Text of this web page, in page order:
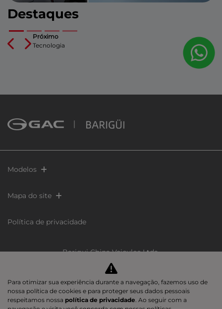
Destaques
Previous
Next
Próximo
Tecnologia
Modelos
Mapa do site
Política de privacidade
Barigui China Veiculos Ltda
CNPJ: 60.402.973/0001-89
Para otimizar sua experiência durante a navegação, fazemos uso de
nossa política de cookies e para proteger seus dados pessoais
respeitamos nossa política de privacidade . Ao seguir com a